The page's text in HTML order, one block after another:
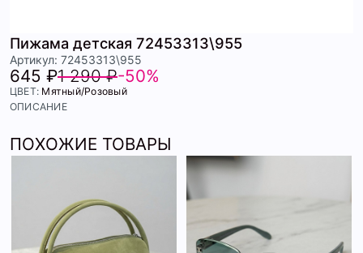
Пижама детская 72453313\955
Артикул: 72453313\955
645 ₽1 290 ₽-50%
ЦВЕТ: Мятный/Розовый
ОПИСАНИЕ
ПОХОЖИЕ ТОВАРЫ